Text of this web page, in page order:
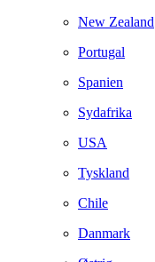
New Zealand
Portugal
Spanien
Sydafrika
USA
Tyskland
Chile
Danmark